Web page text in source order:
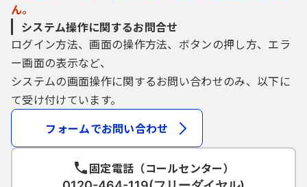
ん。
システム操作に関するお問合せ
ログイン方法、画面の操作方法、ボタンの押し方、エラ
ー画面の表示など、
システムの画面操作に関するお問い合わせのみ、以下に
て受け付けています。
フォームでお問い合わせ
固定電話（コールセンター）